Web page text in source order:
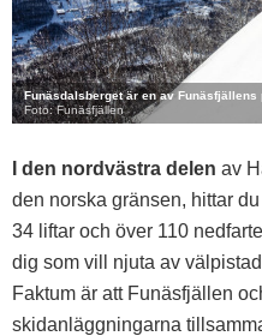
Funäsdalsberget är en av Funäsfjällens
Foto: Funäsfjällen
I den nordvästra delen av
den norska gränsen, hittar
34 liftar och över 110
dig som vill njuta av
Faktum är att Funäsfjällen
skidanläggningarna